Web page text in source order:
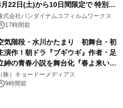
22日(土)から10日間限定で 特別映
『UNICORN GUNDAM Statue ―
POSSIBILITY ―』を上映！
式会社バンダイナムコフィルムワークス
17時間前
気階段・水川かたまり 初舞台・初
演作！朝ドラ『ブギウギ』作者・足
紳の青春小説を舞台化『春よ来い、
マジで来い』キービジュアル解禁！
（株）キョードーメディアス
9時間前